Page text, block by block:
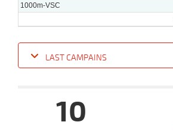
1000m-VSC
LAST CAMPAINS
1000m
10